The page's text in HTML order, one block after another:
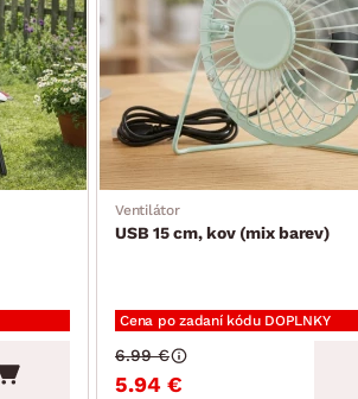
Ventilátor
USB 15 cm, kov (mix barev)
Cena po zadaní kódu DOPLNKY
5.94 €
6.99 €